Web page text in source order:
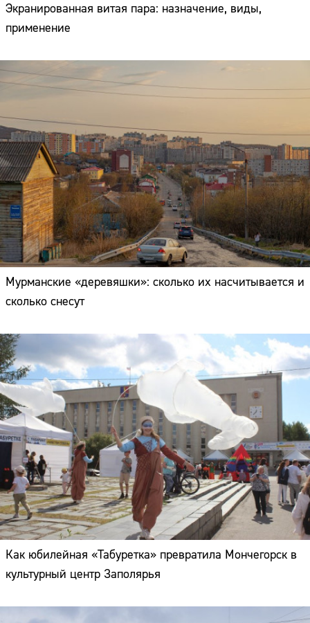
Экранированная витая пара: назначение, виды,
применение
Мурманские «деревяшки»: сколько их насчитывается и
сколько снесут
Как юбилейная «Табуретка» превратила Мончегорск в
культурный центр Заполярья